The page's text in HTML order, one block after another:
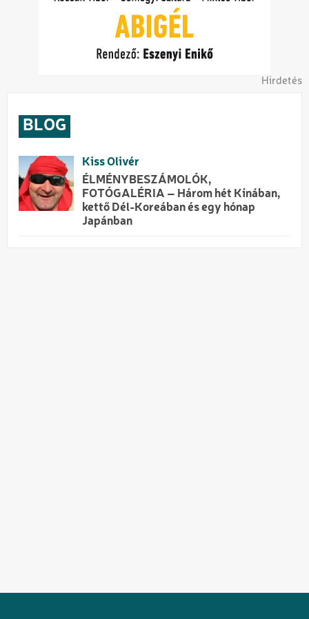
Hirdetés
BLOG
Kiss Olivér
ÉLMÉNYBESZÁMOLÓK,
FOTÓGALÉRIA – Három hét Kínában,
kettő Dél-Koreában és egy hónap
Japánban